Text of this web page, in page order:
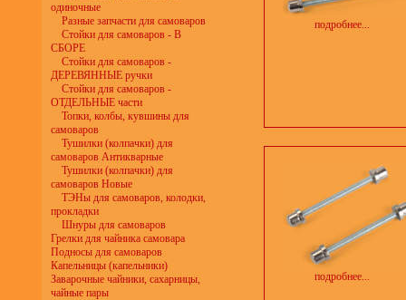
одиночные
Разные запчасти для самоваров
Стойки для самоваров - В
СБОРЕ
Стойки для самоваров -
ДЕРЕВЯННЫЕ ручки
Стойки для самоваров -
ОТДЕЛЬНЫЕ части
Топки, колбы, кувшины для
самоваров
Тушилки (колпачки) для
самоваров Антикварные
Тушилки (колпачки) для
самоваров Новые
ТЭНы для самоваров, колодки,
прокладки
Шнуры для самоваров
Грелки для чайника самовара
Подносы для самоваров
Капельницы (капельники)
Заварочные чайники, сахарницы,
чайные пары
подробнее...
подробнее...